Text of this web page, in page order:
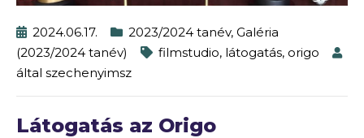
2024.06.17. 2023/2024 tanév, Galéria
(2023/2024 tanév)
filmstudio, látogatás, origo
által szechenyimsz
Látogatás az Origo